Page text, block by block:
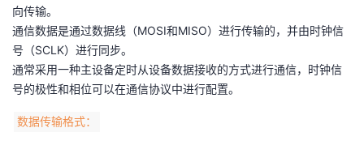
向传输。
通信数据是通过数据线（MOSI和MISO）进行传输的，并由时钟信
号（SCLK）进行同步。
通常采用一种主设备定时从设备数据接收的方式进行通信，时钟信
号的极性和相位可以在通信协议中进行配置。
数据传输格式：